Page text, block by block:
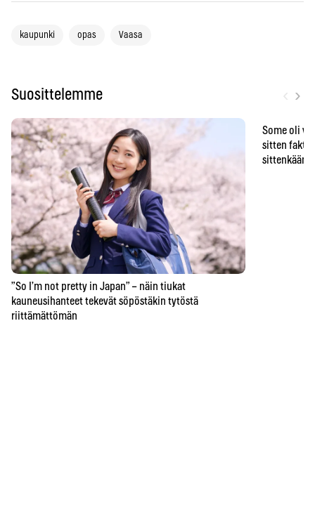
kaupunki opas Vaasa
Suosittelemme ›
”So I’m not pretty in Japan” – näin tiukat
kauneusihanteet tekevät söpöstäkin tytöstä
riittämättömän
Some oli
sitten
sittenkään